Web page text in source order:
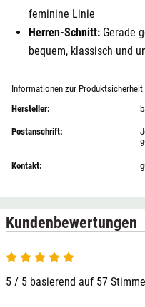
feminine Linie
Herren-Schnitt: Gerade
bequem, klassisch und
Informationen zur Produktsicherheit
Hersteller:
Postanschrift:
Kontakt:
Kundenbewertungen
5 / 5 basierend auf 57